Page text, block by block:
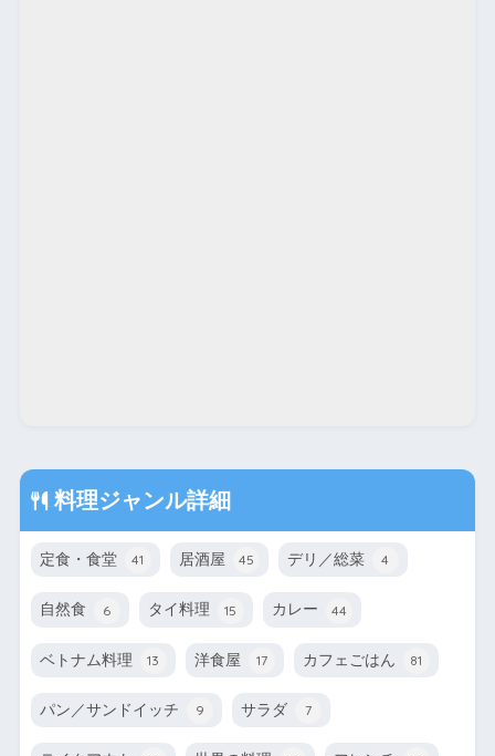
料理ジャンル詳細
定食・食堂 41 居酒屋 45 デリ／総菜 4
自然食 6 タイ料理 15 カレー 44
ベトナム料理 13 洋食屋 17 カフェごはん 81
パン／サンドイッチ 9 サラダ 7